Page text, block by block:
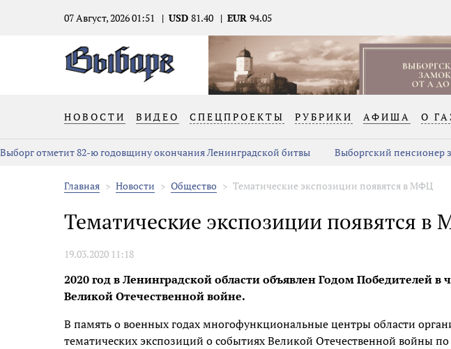
07 Август, 2026 01:51 USD 81.40 EUR 94.05
НОВОСТИ ВИДЕО СПЕЦПРОЕКТЫ РУБРИКИ АФИША О
Выборг отметит 82-ю годовщину окончания Ленинградской битвы Выборгский пенсионер
Главная Новости Общество Тематические экспозиции появятся в МФЦ
Тематические экспозиции появятся
19.03.2020 11:18
2020 год в Ленинградской области объявлен Годом Победителей в
Великой Отечественной войне.
В память о военных годах многофункциональные центры области
тематических экспозиций о событиях Великой Отечественной войны